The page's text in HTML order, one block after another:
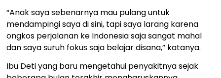
“Anak saya sebenarnya mau pulang untuk
mendampingi saya di sini, tapi saya larang karena
ongkos perjalanan ke Indonesia saja sangat mahal
dan saya suruh fokus saja belajar disana,” katanya.
Ibu Deti yang baru mengetahui penyakitnya sejak